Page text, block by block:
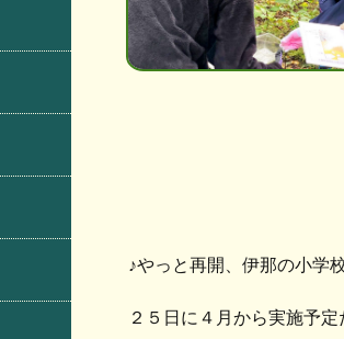
♪やっと再開、伊那の小学
２５日に４月から実施予